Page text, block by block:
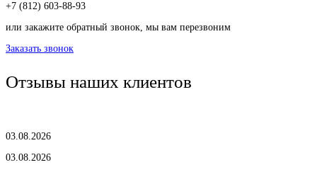
+7 (812) 603-88-93
или закажите обратный звонок, мы вам перезвоним
Заказать звонок
Отзывы наших клиентов
03.08.2026
03.08.2026